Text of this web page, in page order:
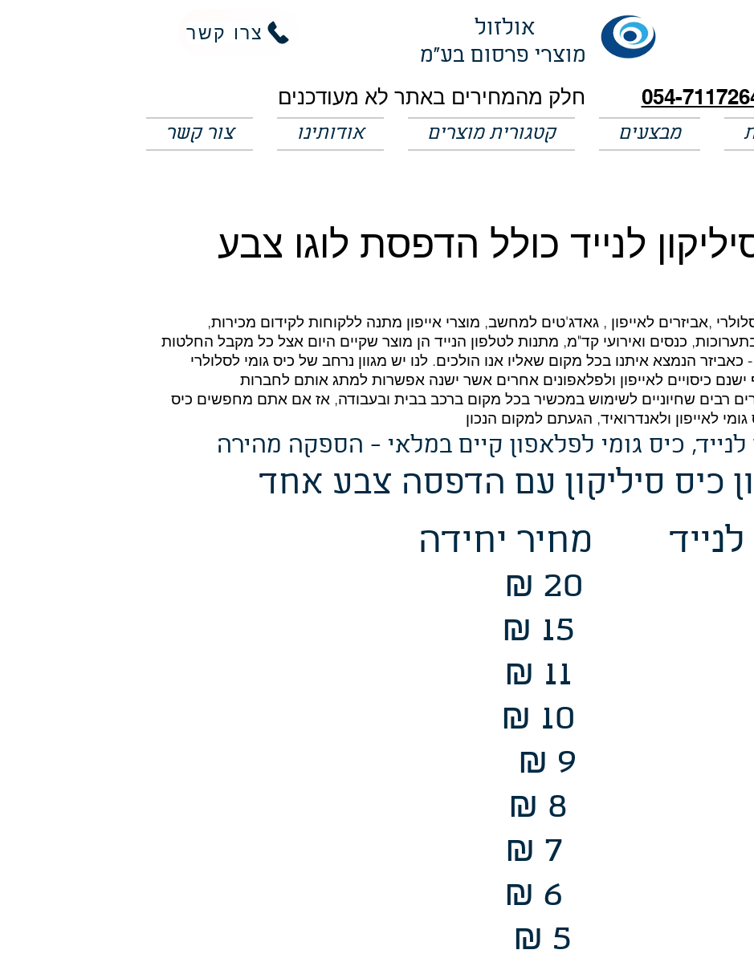
צרו קשר
אולזול
מוצרי פרסום בע"מ
054-
מבצעים קטגורית מוצרים אודותינו צור קשר
,אביזרים לאייפון , גאדג'טים למחשב, מוצרי אייפון מתנה ללקוחות לקידום מכירות,
כנסים ואירועי קד"מ, מתנות לטלפון הנייד הן מוצר שקיים היום אצל כל מקבל החלטות
הנמצא איתנו בכל מקום שאליו אנו הולכים. לנו יש מגוון נרחב של כיס גומי לסלולרי
ישנם כיסויים לאייפון ולפלאפונים אחרים אשר ישנה אפשרות למתג אותם לחברות
רבים שחיוניים לשימוש במכשיר בכל מקום ברכב בבית ובעבודה, אז אם אתם מחפשים כיס
גומי לאייפון ולאנדרואיד, הגעתם למקום הנכון
לנייד, כיס גומי לפלאפון קיים במלאי - הספקה מהירה
כיס סיליקון עם הדפסה צבע אחד
לנייד מחיר יחידה
₪ 20 10
₪ 15
₪ 11
₪ 10
₪ 9
₪ 8
₪ 7
₪ 6 200
₪ 5